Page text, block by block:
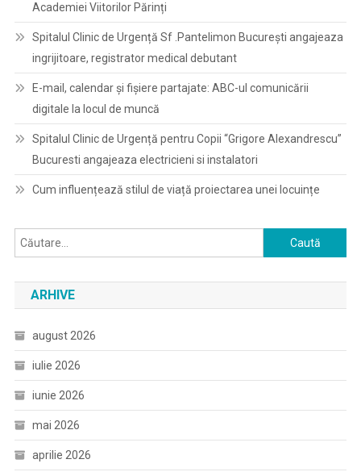
Academiei Viitorilor Părinți
Spitalul Clinic de Urgență Sf .Pantelimon București angajeaza
ingrijitoare, registrator medical debutant
E-mail, calendar şi fişiere partajate: ABC-ul comunicării
digitale la locul de muncă
Spitalul Clinic de Urgență pentru Copii “Grigore Alexandrescu”
Bucuresti angajeaza electricieni si instalatori
Cum influențează stilul de viață proiectarea unei locuințe
Caută
după:
ARHIVE
august 2026
iulie 2026
iunie 2026
mai 2026
aprilie 2026